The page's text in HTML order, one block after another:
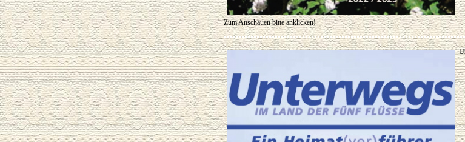
Zum Anschauen bitte anklicken!